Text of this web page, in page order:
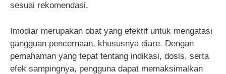
sesuai rekomendasi.
Imodiar merupakan obat yang efektif untuk mengatasi
gangguan pencernaan, khususnya diare. Dengan
pemahaman yang tepat tentang indikasi, dosis, serta
efek sampingnya, pengguna dapat memaksimalkan